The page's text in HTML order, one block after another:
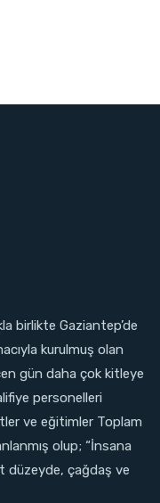
birlikte Gaziantep’de
kurulmuş olan
gün daha çok kitleye
personelleri
ve eğitimler Toplam
olup; “İnsana
düzeyde, çağdaş ve